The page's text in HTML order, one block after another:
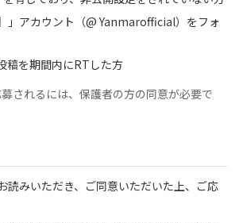
】」アカウント（@ Yanmarofficial）をフォ
稿を期間内にRTした方
されるには、保護者の方の同意が必要で
読みいただき、ご同意いただいた上、ご応